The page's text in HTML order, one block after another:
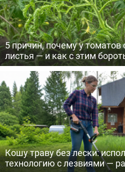
5 причин, почему у томатов
листья — и как с этим
Кошу траву без лески:
технологию с лезвиями —